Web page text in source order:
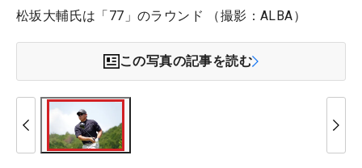
松坂大輔氏は「77」のラウンド （撮影：ALBA）
この写真の記事を読む